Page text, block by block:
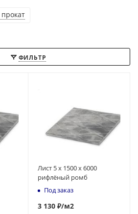
ФИЛЬТР
Лист 5 х 1500 х 6000
рифлёный ромб
Под заказ
3 130 ₽/м2